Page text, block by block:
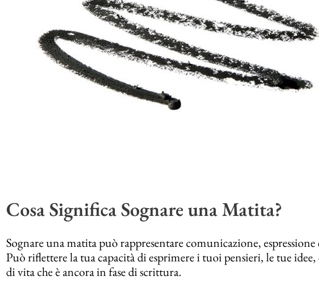
Cosa Significa Sognare una Matita?
Sognare una matita può rappresentare comunicazione,
Può riflettere la tua capacità di esprimere i tuoi pensieri, le tue
di vita che è ancora in fase di scrittura.